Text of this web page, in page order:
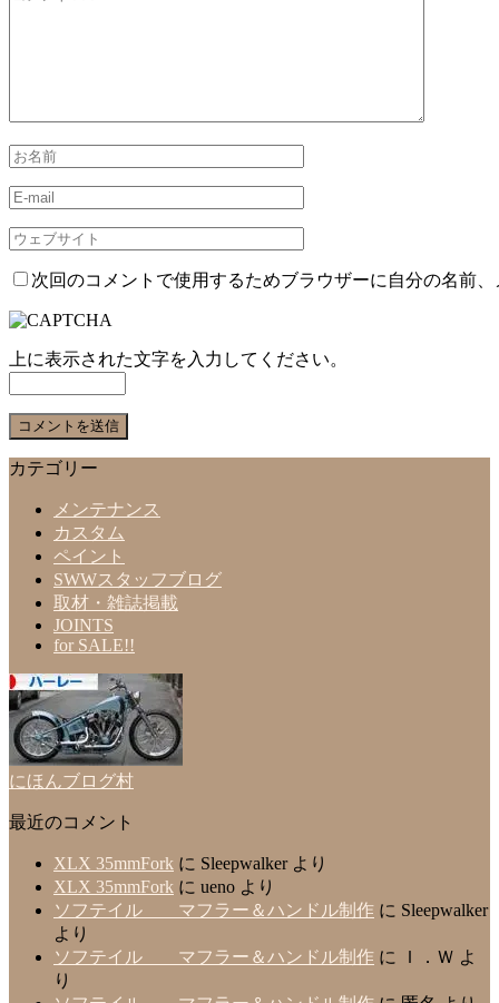
次回のコメントで使用するためブラウザーに自分の名前
上に表示された文字を入力してください。
カテゴリー
メンテナンス
カスタム
ペイント
SWWスタッフブログ
取材・雑誌掲載
JOINTS
for SALE!!
にほんブログ村
最近のコメント
XLX 35mmFork に Sleepwalkerより
XLX 35mmFork に ueno より
ソフテイル マフラー＆ハンドル制作 に Sleepwalker
より
ソフテイル マフラー＆ハンドル制作 に Ｉ．Ｗ よ
り